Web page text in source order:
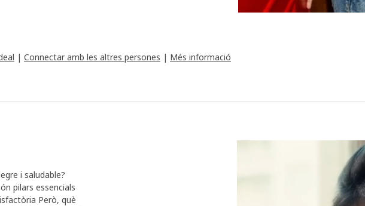
| Connectar amb les altres persones | Més informació
i saludable?
pilars essencials
Però, què
Un vídeo que mostra a una